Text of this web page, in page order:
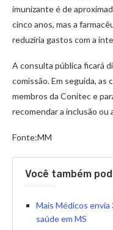
imunizante é de
cinco anos, mas a
reduziria gastos com a
A consulta pública ficará
comissão. Em seguida, as
membros da Conitec e
recomendar a inclusão ou
Fonte:MM
Você também
Mais Médicos
saúde em MS